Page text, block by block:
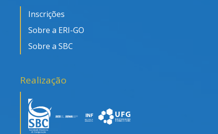
Inscrições
Sobre a ERI-GO
Sobre a SBC
Realização